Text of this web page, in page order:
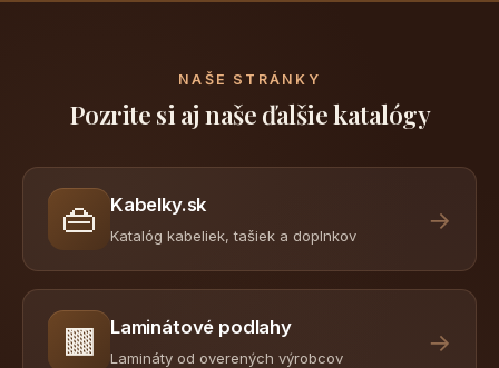
NAŠE STRÁNKY
Pozrite si aj naše ďalšie katalógy
👜 Kabelky.sk
Katalóg kabeliek, tašiek a doplnkov
→
🟫 Laminátové podlahy
Lamináty od overených výrobcov
→